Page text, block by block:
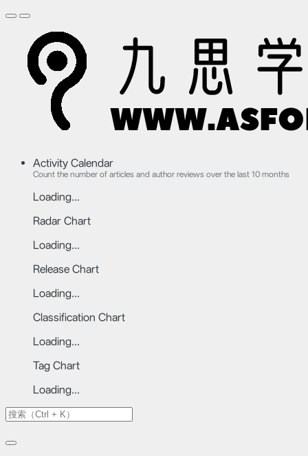
Activity Calendar
Count the number of articles and author reviews over the last 10 months
Loading...
Radar Chart
Loading...
Release Chart
Loading...
Classification Chart
Loading...
Tag Chart
Loading...